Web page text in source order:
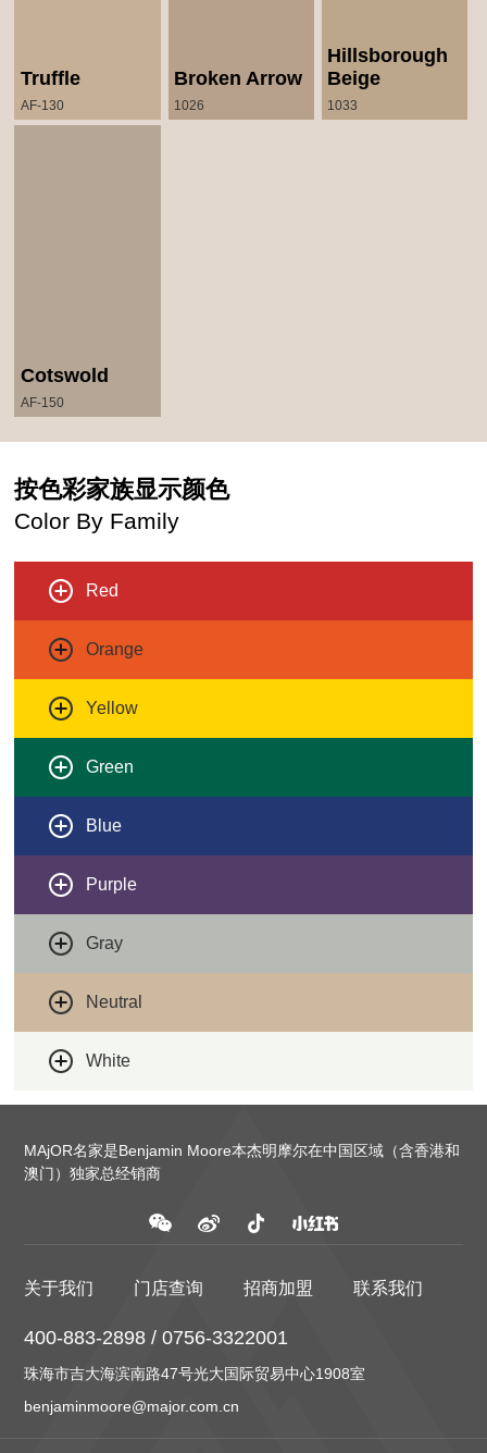
Truffle
AF-130
Broken Arrow
1026
Hillsborough
Beige
1033
Cotswold
AF-150
按色彩家族显示颜色
Color By Family
Red
Orange
Yellow
Green
Blue
Purple
Gray
Neutral
White
MAjOR名家是Benjamin Moore本杰明摩尔在中国区域（含香港和
澳门）独家总经销商
关于我们 门店查询 招商加盟 联系我们
400-883-2898 / 0756-3322001
珠海市吉大海滨南路47号光大国际贸易中心1908室
benjaminmoore@major.com.cn